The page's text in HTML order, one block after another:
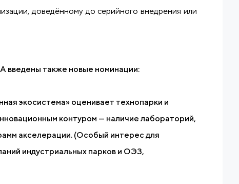
доведённому до серийного внедрения или
введены также новые номинации:
экосистема» оценивает технопарки и
контуром — наличие лабораторий,
акселерации. (Особый интерес для
индустриальных парков и ОЭЗ,